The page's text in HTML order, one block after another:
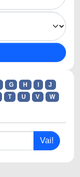
G H
J
T U V
W